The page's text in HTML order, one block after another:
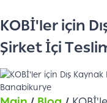
KOBİ'ler için
Şirket İçi